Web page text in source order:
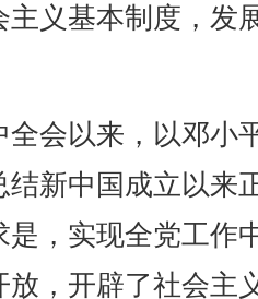
主义基本制度，发
以来，以邓小
结新中国成立以来
是，实现全党工作
放，开辟了社会主